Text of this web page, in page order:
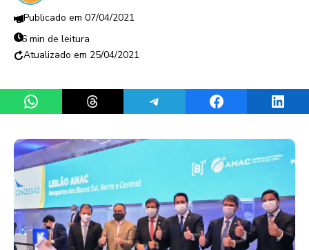
07/04/2021
6 min de leitura
25/04/2021
Share on WhatsAppShare on ThreadsShare on TelegramShare on Facebook